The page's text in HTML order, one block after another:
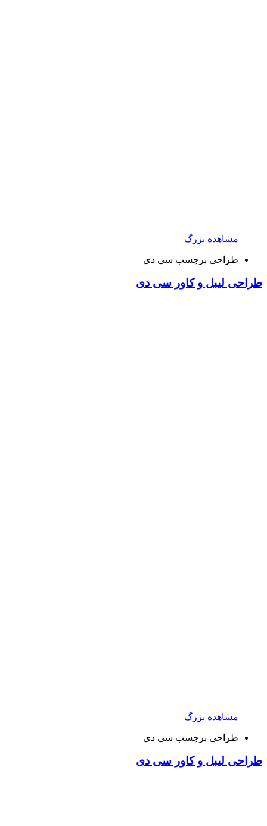
مشاهده بزرگ
طراحی برچسب سی دی
طراحی لیبل و کاور سی دی
مشاهده بزرگ
طراحی برچسب سی دی
طراحی لیبل و کاور سی دی